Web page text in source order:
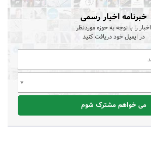
خبرنامه اخبار رسمی
اخبار را با توجه به حوزه موردنظر
در ایمیل خود دریافت کنید
می خواهم مشترک شوم